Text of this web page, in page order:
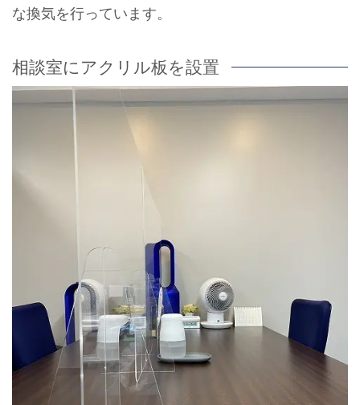
な換気を行っています。
相談室にアクリル板を設置